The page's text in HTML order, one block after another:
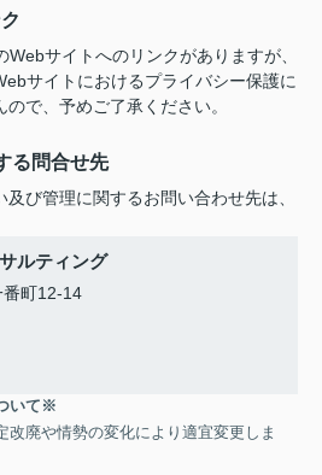
サイトへのリンクがありますが、
サイトにおけるプライバシー保護に
で、予めご了承ください。
る問合せ先
び管理に関するお問い合わせ先は、
ルティング
番町12-14
いて※
改廃や情勢の変化により適宜変更しま